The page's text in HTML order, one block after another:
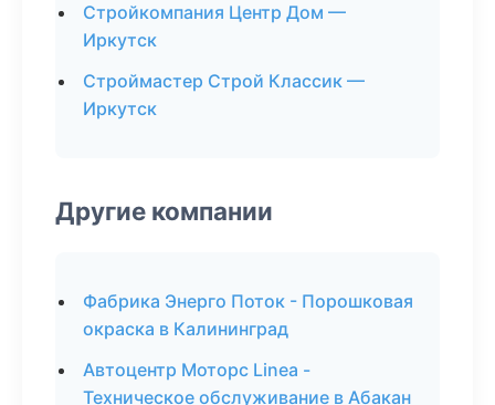
Стройкомпания Центр Дом —
Иркутск
Строймастер Строй Классик —
Иркутск
Другие компании
Фабрика Энерго Поток - Порошковая
окраска в Калининград
Автоцентр Моторс Linea -
Техническое обслуживание в Абакан